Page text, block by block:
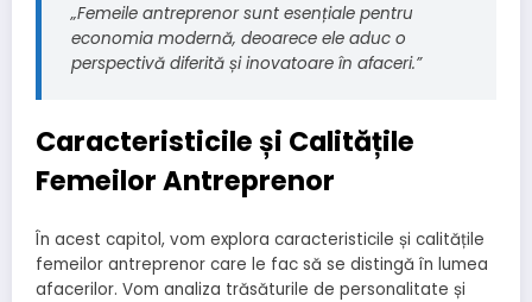
„Femeile antreprenor sunt esențiale pentru
economia modernă, deoarece ele aduc o
perspectivă diferită și inovatoare în afaceri.”
Caracteristicile și Calitățile
Femeilor Antreprenor
În acest capitol, vom explora caracteristicile și calitățile
femeilor antreprenor care le fac să se distingă în lumea
afacerilor. Vom analiza trăsăturile de personalitate și